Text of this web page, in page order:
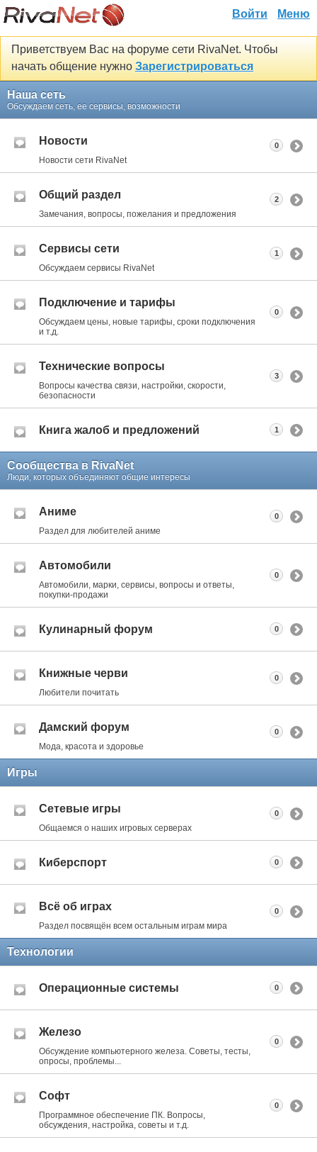
Войти Меню
Приветствуем Вас на форуме сети RivaNet. Чтобы
начать общение нужно Зарегистрироваться
Наша сеть
Обсуждаем сеть, ее сервисы, возможности
Новости
Новости сети RivaNet
0
Общий раздел
Замечания, вопросы, пожелания и предложения
2
Сервисы сети
Обсуждаем сервисы RivaNet
1
Подключение и тарифы
Обсуждаем цены, новые тарифы, сроки подключения
и т.д.
0
Технические вопросы
Вопросы качества связи, настройки, скорости,
безопасности
3
Книга жалоб и предложений 1
Сообщества в RivaNet
Люди, которых объединяют общие интересы
Аниме
Раздел для любителей аниме
0
Автомобили
Автомобили, марки, сервисы, вопросы и ответы,
покупки-продажи
0
Кулинарный форум 0
Книжные черви
Любители почитать
0
Дамский форум
Мода, красота и здоровье
0
Игры
Сетевые игры
Общаемся о наших игровых серверах
0
Киберспорт 0
Всё об играх
Раздел посвящён всем остальным играм мира
0
Технологии
Операционные системы 0
Железо
Обсуждение компьютерного железа. Советы, тесты,
опросы, проблемы...
0
Софт
Программное обеспечение ПК. Вопросы,
обсуждения, настройка, советы и т.д.
0